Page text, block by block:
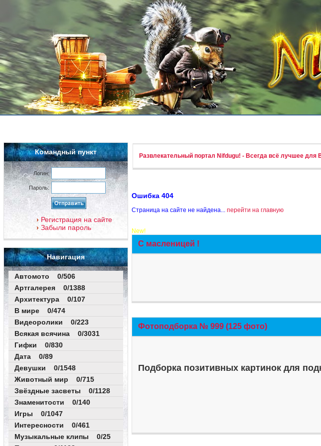
Командный пункт
Логин:
Пароль:
Регистрация на сайте
Забыли пароль
Навигация
Автомото 0/506
Артгалерея 0/1388
Архитектура 0/107
В мире 0/474
Видеоролики 0/223
Всякая всячина 0/3031
Гифки 0/830
Дата 0/89
Девушки 0/1548
Животный мир 0/715
Звёздные засветы 0/1128
Знаменитости 0/140
Игры 0/1047
Интересности 0/461
Музыкальные клипы 0/25
Развлекательный портал Nifdugu! - Всегда всё лучшее для
Ошибка 404
Страница на сайте не найдена... перейти на главную
New!
С масленицей !
Фотоподборка № 999 (125 фото)
Подборка позитивных картинок для